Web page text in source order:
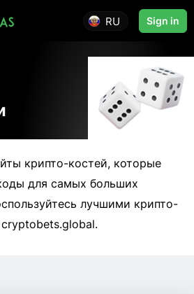
RU Sign in
крипто-костей, которые
для самых больших
лучшими крипто-